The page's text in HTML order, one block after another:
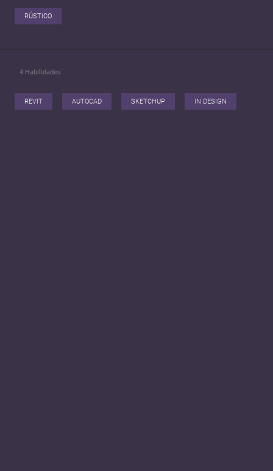
RÚSTICO
4 Habilidades
REVIT AUTOCAD SKETCHUP IN DESIGN